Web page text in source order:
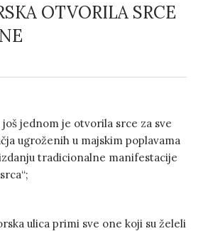
OTVORILA SRCE
još jednom je otvorila srce za sve
ugroženih u majskim poplavama
tradicionalne manifestacije
ulica primi sve one koji su želeli